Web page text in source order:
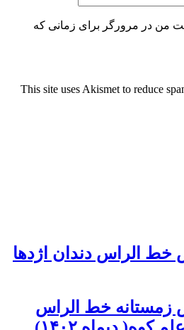
من در مرورگر برای زمانی که
This site uses Akismet to reduce
خط الراس دندان اژدها
زمستانه خط الراس